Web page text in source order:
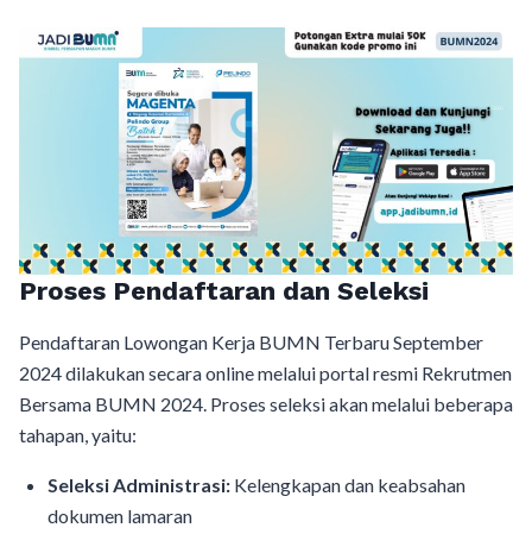
Proses Pendaftaran dan Seleksi
Pendaftaran Lowongan Kerja BUMN Terbaru September
2024 dilakukan secara online melalui portal resmi Rekrutmen
Bersama BUMN 2024. Proses seleksi akan melalui beberapa
tahapan, yaitu:
Seleksi Administrasi: Kelengkapan dan keabsahan
dokumen lamaran